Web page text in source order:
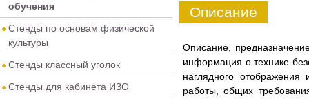
обучения
Стенды по основам физической
культуры
Стенды классный уголок
Стенды для кабинета ИЗО
Описание
Описание,
информация о технике
наглядного
работы, общих